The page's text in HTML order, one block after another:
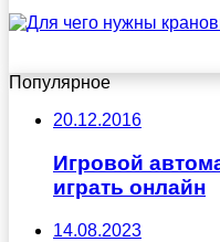
Популярное
20.12.2016
Игровой
играть онлайн
14.08.2023